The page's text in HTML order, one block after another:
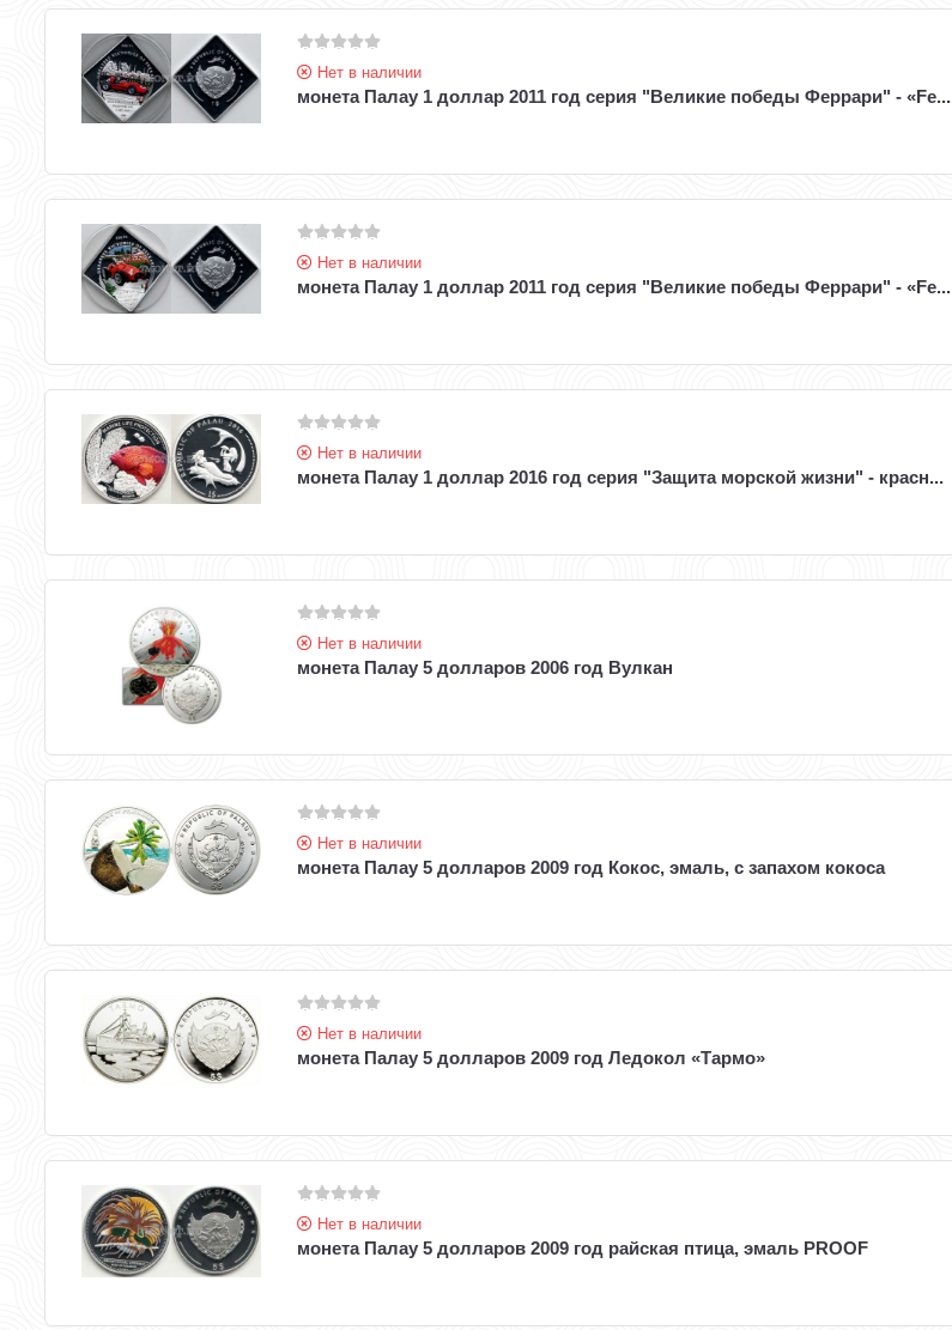
Нет в наличии
монета Палау 1 доллар 2011 год серия "Великие победы Феррари" - «Fe...
Нет в наличии
монета Палау 1 доллар 2011 год серия "Великие победы Феррари" - «Fe...
Нет в наличии
монета Палау 1 доллар 2016 год серия "Защита морской жизни" - красн...
Нет в наличии
монета Палау 5 долларов 2006 год Вулкан
Нет в наличии
монета Палау 5 долларов 2009 год Кокос, эмаль, с запахом кокоса
Нет в наличии
монета Палау 5 долларов 2009 год Ледокол «Тармо»
Нет в наличии
монета Палау 5 долларов 2009 год райская птица, эмаль PROOF